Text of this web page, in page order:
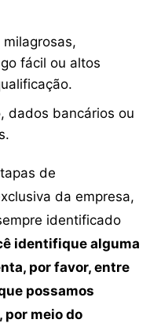
fácil ou altos
dados bancários ou
de
da empresa,
identificado
identifique alguma
por favor, entre
possamos
meio do